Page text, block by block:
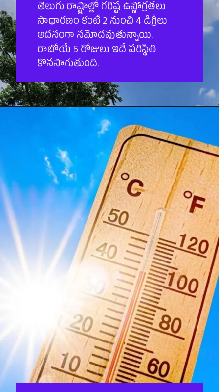
తెలుగు రాష్ట్రాల్లో గరిష్ట ఉష్ణోగ్రతలు
సాధారణం కంటే 2 నుంచి 4 డిగ్రీలు
అదనంగా నమోదవుతున్నాయి.
రాబోయే 5 రోజులు ఇదే పరిస్థితి
కొనసాగుతుంది.